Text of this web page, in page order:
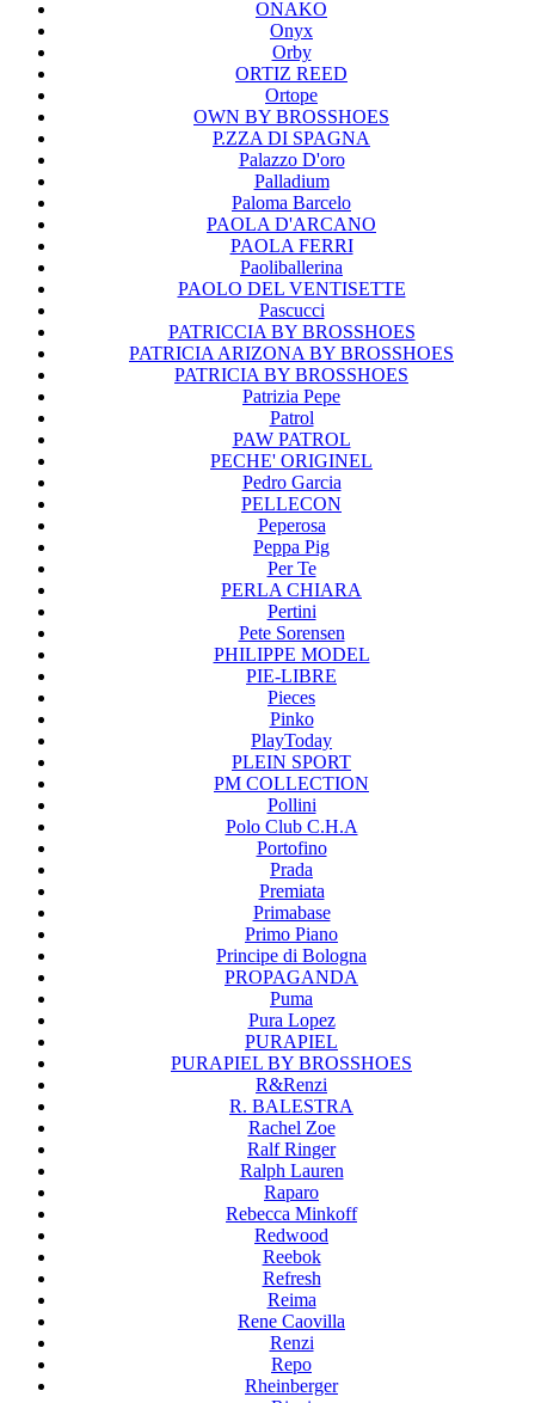
ONAKO
Onyx
Orby
ORTIZ REED
Ortope
OWN BY BROSSHOES
P.ZZA DI SPAGNA
Palazzo D'oro
Palladium
Paloma Barcelo
PAOLA D'ARCANO
PAOLA FERRI
Paoliballerina
PAOLO DEL VENTISETTE
Pascucci
PATRICCIA BY BROSSHOES
PATRICIA ARIZONA BY BROSSHOES
PATRICIA BY BROSSHOES
Patrizia Pepe
Patrol
PAW PATROL
PECHE' ORIGINEL
Pedro Garcia
PELLECON
Peperosa
Peppa Pig
Per Te
PERLA CHIARA
Pertini
Pete Sorensen
PHILIPPE MODEL
PIE-LIBRE
Pieces
Pinko
PlayToday
PLEIN SPORT
PM COLLECTION
Pollini
Polo Club C.H.A
Portofino
Prada
Premiata
Primabase
Primo Piano
Principe di Bologna
PROPAGANDA
Puma
Pura Lopez
PURAPIEL
PURAPIEL BY BROSSHOES
R&Renzi
R. BALESTRA
Rachel Zoe
Ralf Ringer
Ralph Lauren
Raparo
Rebecca Minkoff
Redwood
Reebok
Refresh
Reima
Rene Caovilla
Renzi
Repo
Rheinberger